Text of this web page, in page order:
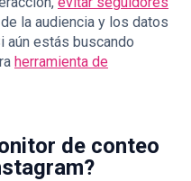
la audiencia y los datos
aún estás buscando
herramienta de
de conteo